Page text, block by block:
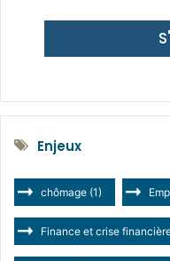
Enjeux
chômage (1)
Finance et crise